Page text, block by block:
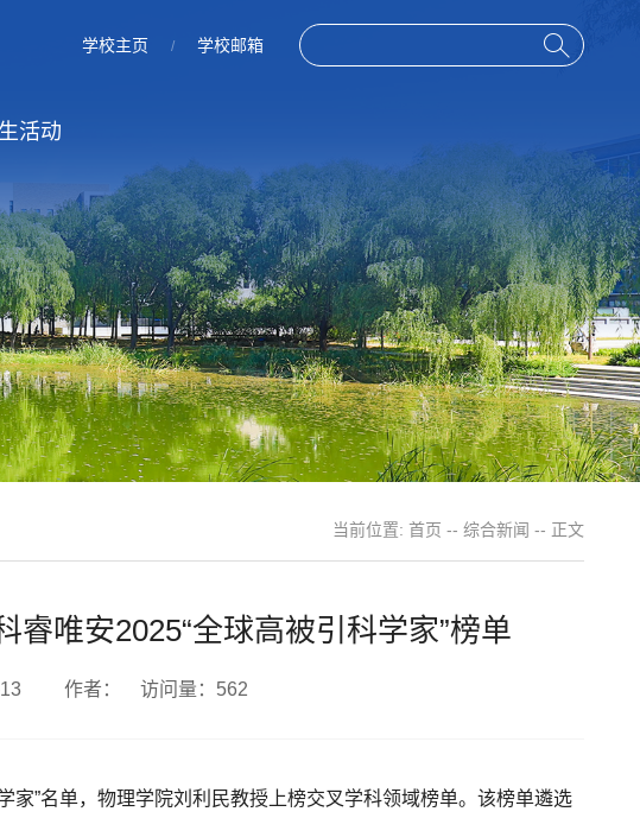
学校主页 / 学校邮箱
活动
当前位置: 首页 -- 综合新闻 -- 正文
唯安2025“全球高被引科学家”榜单
13 作者： 访问量： 562
”名单，物理学院刘利民教授上榜交叉学科领域榜单。该榜单遴选